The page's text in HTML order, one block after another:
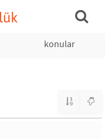
konular